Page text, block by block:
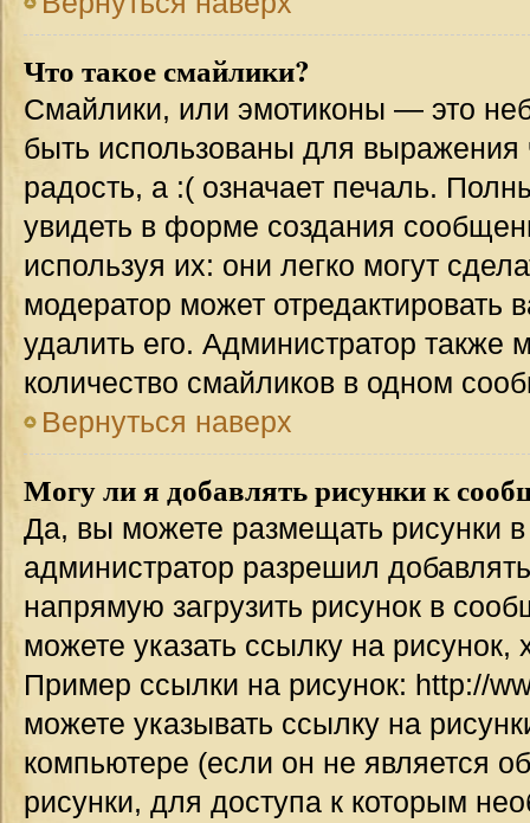
Что такое смайлики?
Смайлики, или эмотиконы — это
быть использованы для выражения
радость, а :( означает печаль.
увидеть в форме создания
используя их: они легко могут
модератор может
удалить его. Администратор также
количество смайликов в одном
Вернуться наверх
Могу ли я добавлять рисунки к
Да, вы можете размещать рисунки
администратор разрешил
напрямую загрузить рисунок в
можете указать ссылку на
Пример ссылки на рисунок: http://
можете указывать ссылку на
компьютере (если он не является
рисунки, для доступа к которым